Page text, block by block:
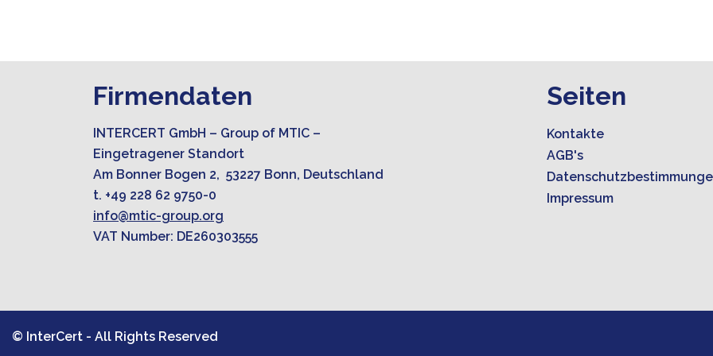
Firmendaten
INTERCERT GmbH – Group of MTIC –
Eingetragener Standort
Am Bonner Bogen 2, 53227 Bonn, Deutschland
t. +49 228 62 9750-0
info@mtic-group.org
VAT Number: DE260303555
Seiten
Kontakte
AGB's
Impressum
© InterCert - All Rights Reserved